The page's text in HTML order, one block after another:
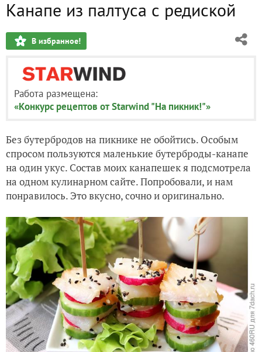
Канапе из палтуса с редиской
В избранное!
Работа размещена:
«Конкурс рецептов от Starwind "На пикник!"»
Без бутербродов на пикнике не обойтись. Особым
спросом пользуются маленькие бутерброды-канапе
на один укус. Состав моих канапешек я подсмотрела
на одном кулинарном сайте. Попробовали, и нам
понравилось. Это вкусно, сочно и оригинально.